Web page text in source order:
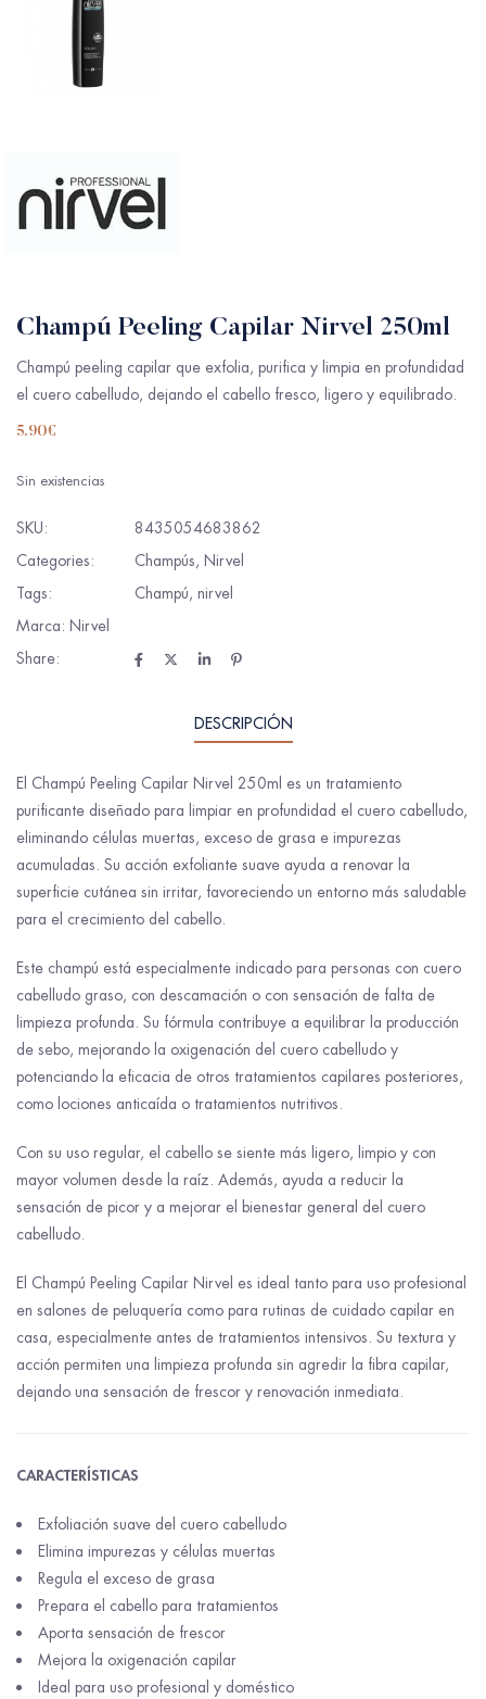
Champú Peeling Capilar Nirvel 250ml
Champú peeling capilar que exfolia, purifica y limpia en profundidad
el cuero cabelludo, dejando el cabello fresco, ligero y equilibrado.
5.90€
Sin existencias
SKU:
8435054683862
Categories:
Champús, Nirvel
Tags:
Champú, nirvel
Marca: Nirvel
Share:
DESCRIPCIÓN
El Champú Peeling Capilar Nirvel 250ml es un tratamiento
purificante diseñado para limpiar en profundidad el cuero cabelludo,
eliminando células muertas, exceso de grasa e impurezas
acumuladas. Su acción exfoliante suave ayuda a renovar la
superficie cutánea sin irritar, favoreciendo un entorno más saludable
para el crecimiento del cabello.
Este champú está especialmente indicado para personas con cuero
cabelludo graso, con descamación o con sensación de falta de
limpieza profunda. Su fórmula contribuye a equilibrar la producción
de sebo, mejorando la oxigenación del cuero cabelludo y
potenciando la eficacia de otros tratamientos capilares posteriores,
como lociones anticaída o tratamientos nutritivos.
Con su uso regular, el cabello se siente más ligero, limpio y con
mayor volumen desde la raíz. Además, ayuda a reducir la
sensación de picor y a mejorar el bienestar general del cuero
cabelludo.
El Champú Peeling Capilar Nirvel es ideal tanto para uso profesional
en salones de peluquería como para rutinas de cuidado capilar en
casa, especialmente antes de tratamientos intensivos. Su textura y
acción permiten una limpieza profunda sin agredir la fibra capilar,
dejando una sensación de frescor y renovación inmediata.
CARACTERÍSTICAS
Exfoliación suave del cuero cabelludo
Elimina impurezas y células muertas
Regula el exceso de grasa
Prepara el cabello para tratamientos
Aporta sensación de frescor
Mejora la oxigenación capilar
Ideal para uso profesional y doméstico